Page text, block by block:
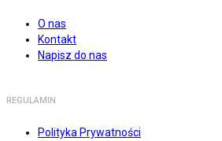
O nas
Kontakt
Napisz do nas
REGULAMIN
Polityka Prywatności